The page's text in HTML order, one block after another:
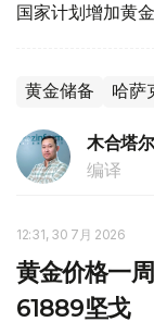
国家计划增加黄金
黄金储备 哈萨
木合塔
编译
12:31, 30 7月 2026
黄金价格一
61889坚戈